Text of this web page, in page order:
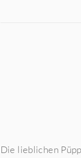
Die lieblichen